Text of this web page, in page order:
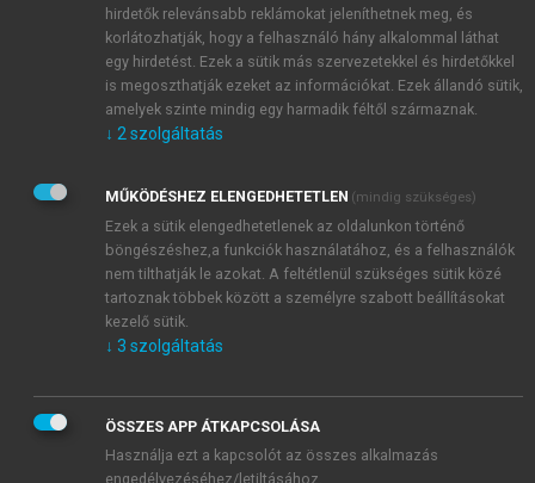
JELSZÓ ÚJRA
Kérek értesítést a MeRSZ újdonságairól, akcióiról.
Kérek értesítést az Akadémiai Kiadó Zrt. újdonságairól,
Adatkezelési tájékoztatóbanfoglaltakat tudomásul
veszem és elfogadom.
Általános vásárlási feltételeket, valamint a szotar.netés a
mersz.huoldalak licencszerződéseiben foglaltakat
tudomásul veszem és elfogadom.
KIPRÓBÁLOM
hirdetők relevánsabb reklámokat jeleníthetnek meg, és
korlátozhatják, hogy a felhasználó hány alkalommal láthat
egy hirdetést. Ezek a sütik más szervezetekkel és hirdetőkkel
is megoszthatják ezeket az információkat. Ezek állandó sütik,
amelyek szinte mindig egy harmadik féltől származnak.
↓ 2 szolgáltatás
MŰKÖDÉSHEZ ELENGEDHETETLEN (mindig szükséges)
Ezek a sütik elengedhetetlenek az oldalunkon történő
böngészéshez,a funkciók használatához, és a felhasználók
nem tilthatják le azokat. A feltétlenül szükséges sütik közé
tartoznak többek között a személyre szabott beállításokat
kezelő sütik.
↓ 3 szolgáltatás
ÖSSZES APP ÁTKAPCSOLÁSA
Használja ezt a kapcsolót az összes alkalmazás
engedélyezéséhez/letiltásához.